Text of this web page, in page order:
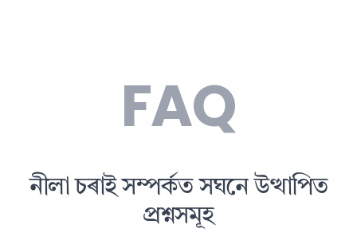
FAQ
নীলা চৰাই সম্পৰ্কত সঘনে উত্থাপিত
প্ৰশ্নসমূহ